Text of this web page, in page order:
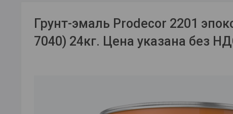
Грунт-эмаль Prodecor 2201
7040) 24кг. Цена указана без